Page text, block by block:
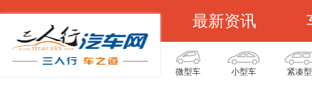
最新资讯
微型车 小型车 紧凑型